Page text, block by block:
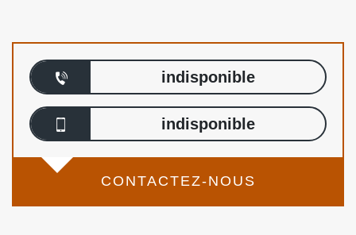
indisponible
indisponible
CONTACTEZ-NOUS